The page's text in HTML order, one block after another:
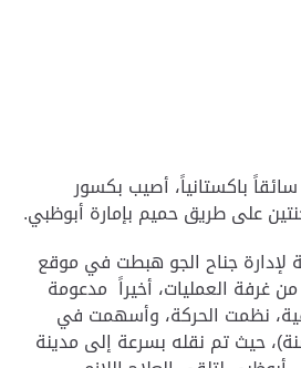
باكستانياً، أصيب بكسور
على طريق حميم بإمارة أبوظبي.
لإدارة جناح الجو هبطت في موقع
من غرفة العمليات، أخيراً مدعومة
نظمت الحركة، وأسهمت في
المصاب (37 سنة)، حيث تم نقله بسرعة إلى مدينة